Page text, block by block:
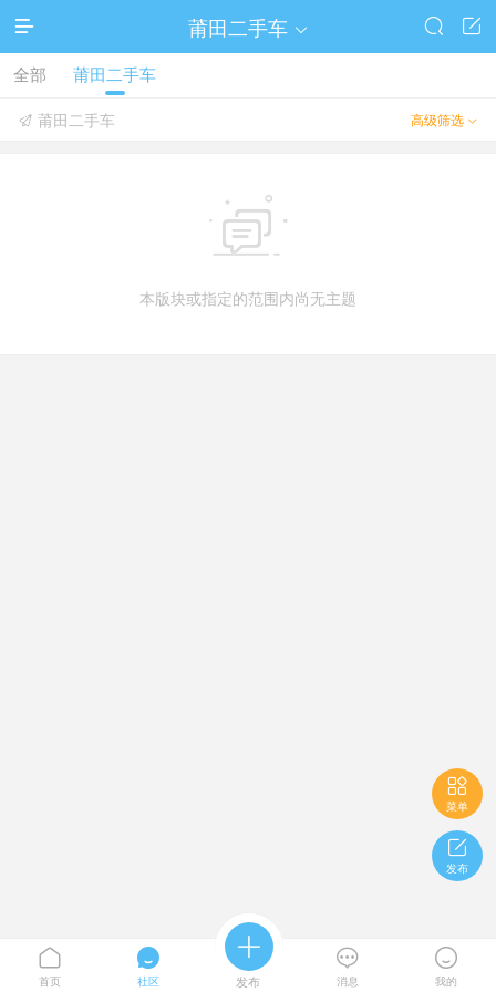
 莆田二手车  

全部 莆田二手车
高级筛选 
 莆田二手车

本版块或指定的范围内尚无主题

菜单

发布

首页

社区

发布

消息

我的